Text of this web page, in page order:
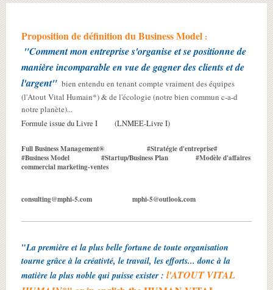
Proposition de définition du Business Model :
"Comment mon entreprise s'organise et se positionne de
manière incomparable en vue de gagner des clients et de
l'argent" bien entendu en tenant compte vraiment des équipes
(l'Atout Vital Humain*) & de l'écologie (notre bien commun c-a-d
notre planète)...
Formule issue du Livre I (LNMEE-Livre I)
Full Business Management® #Stratégie d'entreprise#
#Business Model #Startup/Business Plan #Modèle d'affaires
commercial marketing-ventes
consulting@mphi-5.com mphi-5@outlook.com
"La première et la plus belle fortune de toute organisation
tourne grâce à la créativté, le travail, les efforts... donc à la
matière la plus noble qui puisse exister : l'ATOUT VITAL